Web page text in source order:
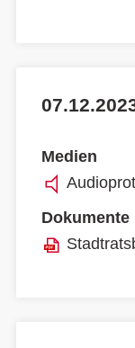
Medien
Dokumente